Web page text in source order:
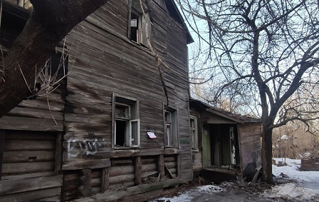
Перейти к основному содержанию